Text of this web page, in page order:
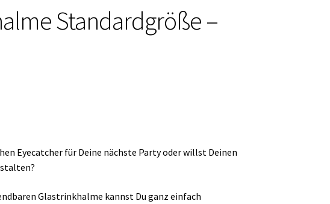
Standardgröße –
Eyecatcher für Deine nächste Party oder willst Deinen
Glastrinkhalme kannst Du ganz einfach